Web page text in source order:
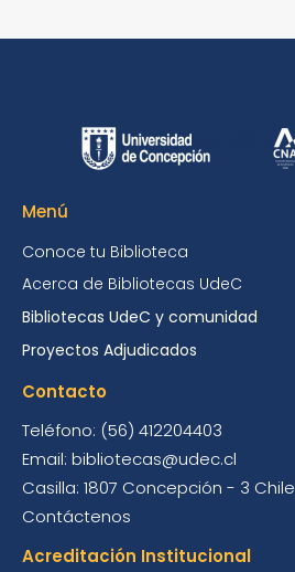
Menú
Conoce tu Biblioteca
Acerca de Bibliotecas UdeC
Bibliotecas UdeC y comunidad
Proyectos Adjudicados
Contacto
Teléfono: (56) 412204403
Email: bibliotecas@udec.cl
Casilla: 1807 Concepción - 3 Chile
Contáctenos
Acreditación Institucional